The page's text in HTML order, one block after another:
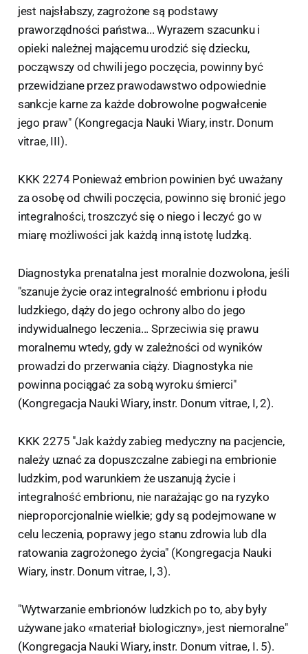
jest najsłabszy, zagrożone są podstawy
praworządności państwa... Wyrazem szacunku i
opieki należnej mającemu urodzić się dziecku,
począwszy od chwili jego poczęcia, powinny być
przewidziane przez prawodawstwo odpowiednie
sankcje karne za każde dobrowolne pogwałcenie
jego praw" (Kongregacja Nauki Wiary, instr. Donum
vitrae, III).
KKK 2274 Ponieważ embrion powinien być uważany
za osobę od chwili poczęcia, powinno się bronić jego
integralności, troszczyć się o niego i leczyć go w
miarę możliwości jak każdą inną istotę ludzką.
Diagnostyka prenatalna jest moralnie dozwolona, jeśli
"szanuje życie oraz integralność embrionu i płodu
ludzkiego, dąży do jego ochrony albo do jego
indywidualnego leczenia... Sprzeciwia się prawu
moralnemu wtedy, gdy w zależności od wyników
prowadzi do przerwania ciąży. Diagnostyka nie
powinna pociągać za sobą wyroku śmierci"
(Kongregacja Nauki Wiary, instr. Donum vitrae, I, 2).
KKK 2275 "Jak każdy zabieg medyczny na pacjencie,
należy uznać za dopuszczalne zabiegi na embrionie
ludzkim, pod warunkiem że uszanują życie i
integralność embrionu, nie narażając go na ryzyko
nieproporcjonalnie wielkie; gdy są podejmowane w
celu leczenia, poprawy jego stanu zdrowia lub dla
ratowania zagrożonego życia" (Kongregacja Nauki
Wiary, instr. Donum vitrae, I, 3).
"Wytwarzanie embrionów ludzkich po to, aby były
używane jako «materiał biologiczny», jest niemoralne"
(Kongregacja Nauki Wiary, instr. Donum vitrae, I. 5).